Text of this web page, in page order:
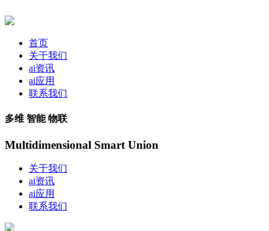
首页
关于我们
ai资讯
ai应用
联系我们
多维 智能 物联
Multidimensional Smart Union
关于我们
ai资讯
ai应用
联系我们